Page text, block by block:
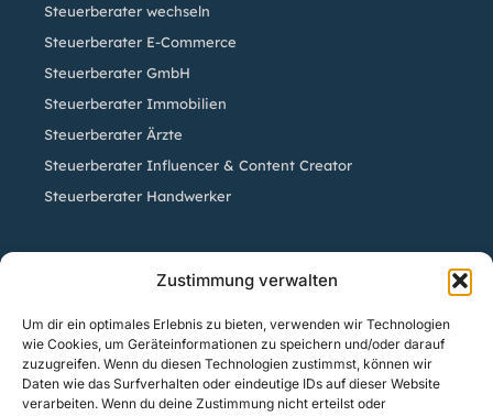
Zustimmung verwalten
Um dir ein optimales Erlebnis zu bieten, verwenden wir Technologien
wie Cookies, um Geräteinformationen zu speichern und/oder darauf
zuzugreifen. Wenn du diesen Technologien zustimmst, können wir
Daten wie das Surfverhalten oder eindeutige IDs auf dieser Website
verarbeiten. Wenn du deine Zustimmung nicht erteilst oder
Steuerberater wechseln
Steuerberater E-Commerce
Steuerberater GmbH
Steuerberater Immobilien
Steuerberater Ärzte
Steuerberater Influencer & Content Creator
Steuerberater Handwerker
Steuerberatung Köln | Steuerberater Sven Sistig
Steuerberatung Herford | Steuerberater Axel Kluge
Steuerberatung Bielefeld | Steuerberater Kai Bracksiek